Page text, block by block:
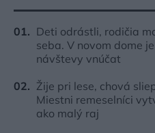
Deti odrástli, rodičia
seba. V novom dome
návštevy vnúčat
Žije pri lese, chová
Miestni remeselníci
ako malý raj